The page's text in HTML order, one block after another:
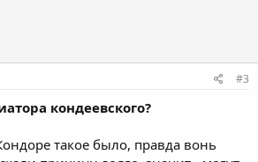
#3
кондеевского?
такое было, правда вонь